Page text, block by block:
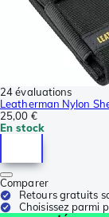
24 évaluations
Leatherman Nylon
25,00 €
En stock
Comparer
Retours gratuits
Choisissez parmi